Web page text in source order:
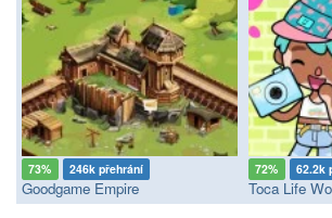
73% 246k přehrání
Goodgame Empire
72% 62.2k
Toca Life